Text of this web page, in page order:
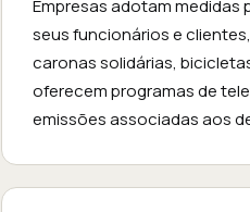
Empresas adotam
seus funcionários e
caronas solidárias,
oferecem programas de
emissões associadas aos